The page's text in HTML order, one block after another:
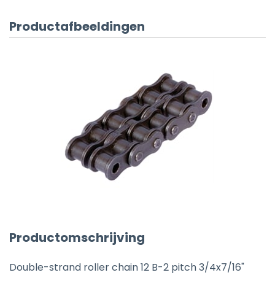
Productafbeeldingen
Productomschrijving
Double-strand roller chain 12 B-2 pitch 3/4x7/16"